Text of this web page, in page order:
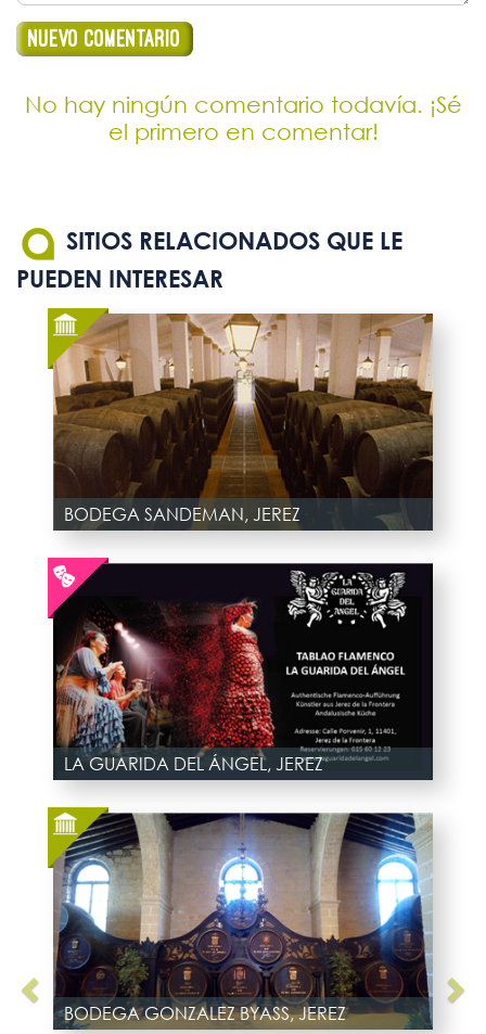
No hay ningún comentario todavía. ¡Sé
el primero en comentar!
SITIOS RELACIONADOS QUE LE
PUEDEN INTERESAR
BODEGA SANDEMAN, JEREZ
LA GUARIDA DEL ÁNGEL, JEREZ
BODEGA GONZALEZ BYASS, JEREZ